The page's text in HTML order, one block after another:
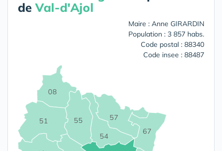
deVal-d'Ajol
Maire : Anne GIRARDIN
Population : 3 857 habs.
Code postal : 88340
Code insee : 88487
08
51
54
55 57
67